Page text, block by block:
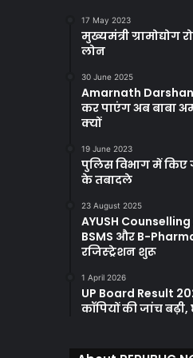
17 May 2023
मुख्यमंत्री
लोन
30 June 2025
Amarnath Darshan
कर पाएंग अब बाबा
क्यों
19 June 2023
पुलिस विभाग में
के तबादले
23 August 2025
AYUSH Counselling
BSMS और B-
रजिस्ट्रेशन शुरू
1 April 2026
UP Board Result
कॉपियों की जांच बढ़ी,